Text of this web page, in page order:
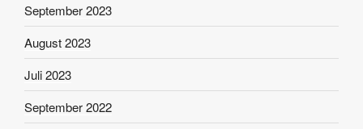
September 2023
August 2023
Juli 2023
September 2022